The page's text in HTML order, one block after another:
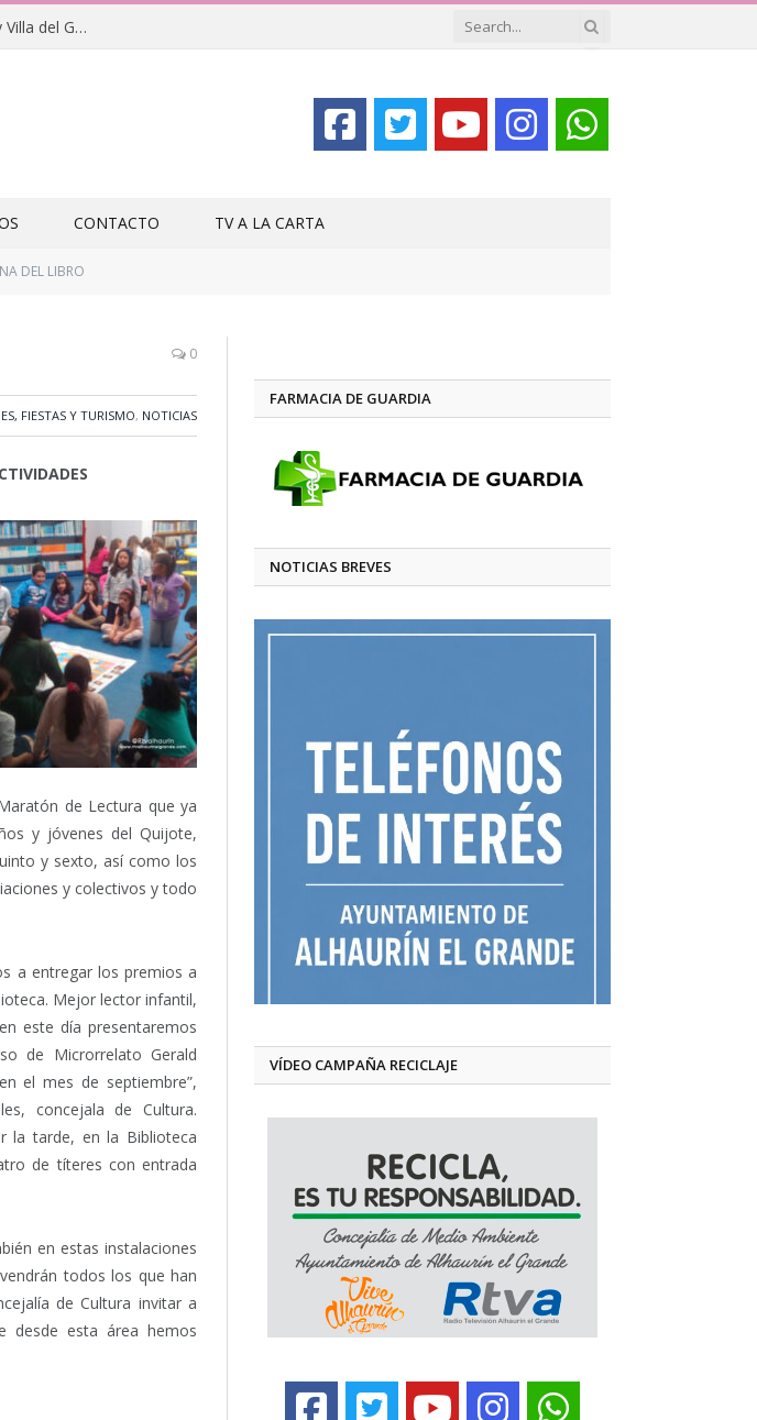
Clausuras de los campamentos de verano en Alhaurín y Villa del Guadalhorce 2026
CONTACTO TV A LA CARTA
DEL LIBRO
0
FIESTAS Y TURISMO, NOTICIAS
de Lectura que ya
y jóvenes del Quijote,
y sexto, así como los
y colectivos y todo
a entregar los premios a
Mejor lector infantil,
este día presentaremos
de Microrrelato Gerald
el mes de septiembre”,
concejala de Cultura.
la tarde, en la Biblioteca
de títeres con entrada
en estas instalaciones
todos los que han
de Cultura invitar a
desde esta área hemos
FARMACIA DE GUARDIA
NOTICIAS BREVES
VÍDEO CAMPAÑA RECICLAJE